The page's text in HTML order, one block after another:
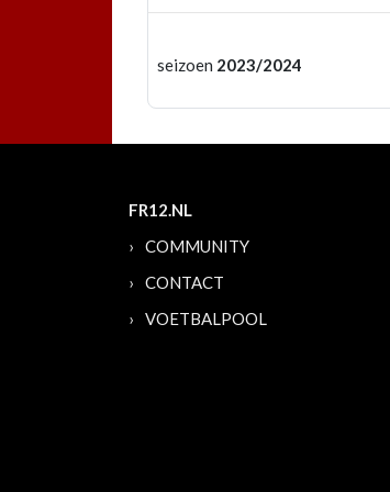
seizoen 2023/2024
FR12.NL
COMMUNITY
CONTACT
VOETBALPOOL